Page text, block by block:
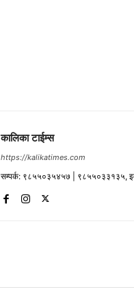
कालिका टाईम्स
https://kalikatimes.com
सम्पर्क: ९८५५०३५४५७ |